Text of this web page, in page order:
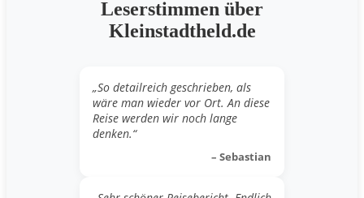
Leserstimmen über
Kleinstadtheld.de
„So detailreich geschrieben, als
wäre man wieder vor Ort. An diese
Reise werden wir noch lange
denken.“
– Sebastian